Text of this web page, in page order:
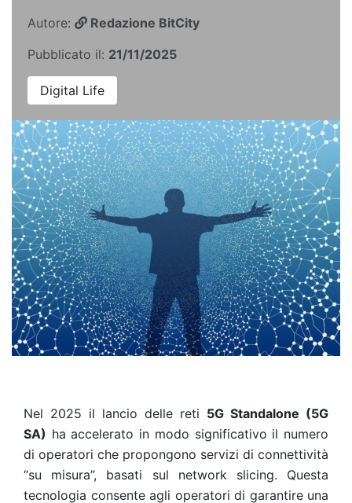
Autore:
Redazione BitCity
Pubblicato il: 21/11/2025
Digital Life
Nel 2025 il lancio delle reti 5G Standalone (5G
SA) ha accelerato in modo significativo il numero
di operatori che propongono servizi di connettività
“su misura”, basati sul network slicing. Questa
tecnologia consente agli operatori di garantire una